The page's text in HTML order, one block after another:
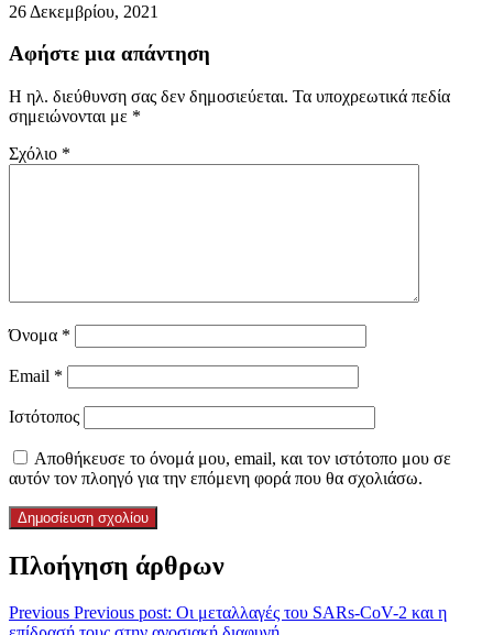
26 Δεκεμβρίου, 2021
Αφήστε μια απάντηση
Η ηλ. διεύθυνση σας δεν δημοσιεύεται. Τα υποχρεωτικά πεδία
σημειώνονται με *
Σχόλιο *
Όνομα *
Email *
Ιστότοπος
Αποθήκευσε το όνομά μου, email, και τον ιστότοπο μου σε
αυτόν τον πλοηγό για την επόμενη φορά που θα σχολιάσω.
Πλοήγηση άρθρων
Previous Previous post: Οι μεταλλαγές του SARs-CoV-2 και η